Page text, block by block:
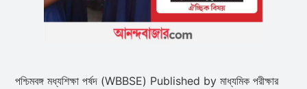
পশ্চিমবঙ্গ মধ্যশিক্ষা পর্ষদ (WBBSE) Published by মাধ্যমিক পরীক্ষার